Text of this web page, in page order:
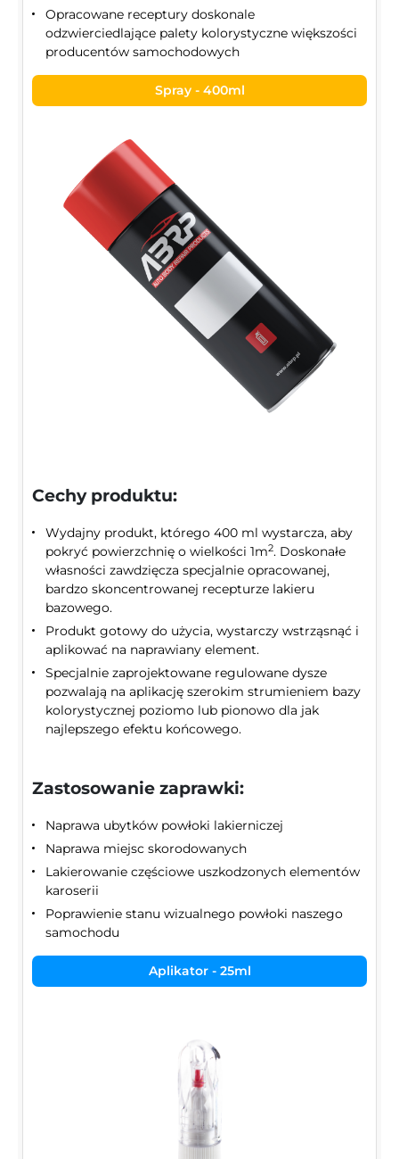
Opracowane receptury doskonale
odzwierciedlające palety kolorystyczne większości
producentów samochodowych
Spray - 400ml
Cechy produktu:
Wydajny produkt, którego 400 ml wystarcza, aby
pokryć powierzchnię o wielkości 1m2. Doskonałe
własności zawdzięcza specjalnie opracowanej,
bardzo skoncentrowanej recepturze lakieru
bazowego.
Produkt gotowy do użycia, wystarczy wstrząsnąć i
aplikować na naprawiany element.
Specjalnie zaprojektowane regulowane dysze
pozwalają na aplikację szerokim strumieniem bazy
kolorystycznej poziomo lub pionowo dla jak
najlepszego efektu końcowego.
Zastosowanie zaprawki:
Naprawa ubytków powłoki lakierniczej
Naprawa miejsc skorodowanych
Lakierowanie częściowe uszkodzonych elementów
karoserii
Poprawienie stanu wizualnego powłoki naszego
samochodu
Aplikator - 25ml